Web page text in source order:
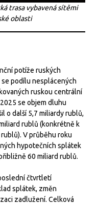
trasa vybavená sítěmi
oblasti
potíže ruských
podílu nesplácených
ruskou centrální
se objem dluhu
o další 5,7 miliardy rublů,
rublů (konkrétně k
V průběhu roku
hypotečních splátek
60 miliard rublů.
čtvrtletí
splátek, změn
zadlužení. Celková